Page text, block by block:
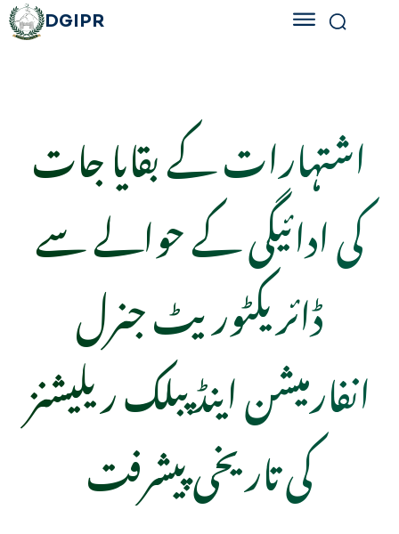
DGIPR
اشتہارات کے بقایا جات
کی ادائیگی کے حوالے سے
ڈائریکٹوریٹ جنرل
انفارمیشن اینڈ پبلک ریلیشنز
کی تاریخی پیشرفت